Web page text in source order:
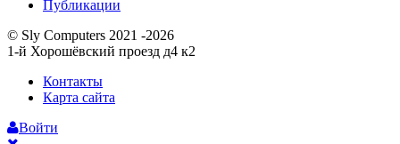
Публикации
© Sly Computers 2021 -2026
1-й Хорошёвский проезд д4 к2
Контакты
Карта сайта
Войти